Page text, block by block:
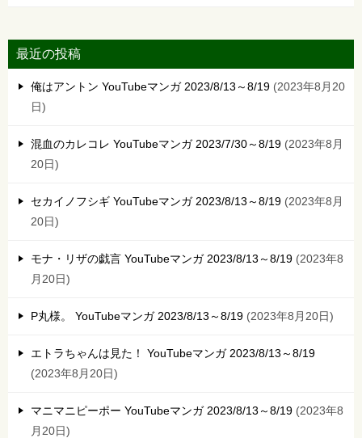
最近の投稿
俺はアントン YouTubeマンガ 2023/8/13～8/19
2023年8月20
日
混血のカレコレ YouTubeマンガ 2023/7/30～8/19
2023年8月
20日
セカイノフシギ YouTubeマンガ 2023/8/13～8/19
2023年8月
20日
モナ・リザの戯言 YouTubeマンガ 2023/8/13～8/19
2023年8
月20日
P丸様。 YouTubeマンガ 2023/8/13～8/19 2023年8月20日
エトラちゃんは見た！ YouTubeマンガ 2023/8/13～8/19
2023年8月20日
マニマニピーポー YouTubeマンガ 2023/8/13～8/19
2023年8
月20日